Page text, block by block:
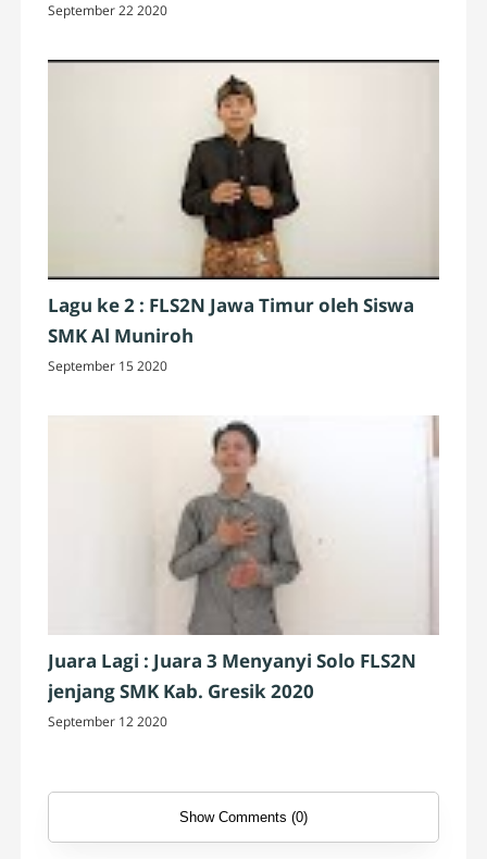
September 22 2020
Lagu ke 2 : FLS2N Jawa Timur oleh Siswa
SMK Al Muniroh
September 15 2020
Juara Lagi : Juara 3 Menyanyi Solo FLS2N
jenjang SMK Kab. Gresik 2020
September 12 2020
Show Comments (0)